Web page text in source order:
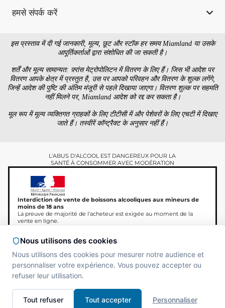
हमसे संपर्क करें
इस प्रस्ताव में दी गई जानकारी, मूल्य, छूट और स्टॉक हर समय Miamland या उसके
आपूर्तिकर्ताओं द्वारा संशोधित की जा सकती है।
शर्तें और मूल्य सामान्यत: फ़्रांस मेट्रोपोलिटन में वितरण के लिए हैं। जिस भी आदेश पर
वितरण आपके क्षेत्र में प्रस्तुत है, उस पर आपको परिवहन और वितरण के शुल्क लगेंगे,
जिन्हें आदेश की पुष्टि की अंतिम मंजूरी से पहले दिखाया जाएगा। वितरण शुल्क पर सहमति
नहीं मिलने पर, Miamland आदेश को रद्द कर सकता है।
मूल रूप में मूल्य व्यक्तिगत ग्राहकों के लिए टीटीसी में और पेशेवरों के लिए एचटी में दिखाए
जाते हैं। तस्वीरें कॉन्ट्रैक्ट के अनुसार नहीं हैं।
L'ABUS D'ALCOOL EST DANGEREUX POUR LA
SANTÉ À CONSOMMER AVEC MODÉRATION
Interdiction de vente de boissons alcooliques aux mineurs de
moins de 18 ans
La preuve de majorité de l'acheteur est exigée au moment de la
vente en ligne.
कॉपीराइट © 2026 Miamland,
सर्वाधिकार सुरक्षित।
Nous utilisons des cookies
Nous utilisons des cookies pour mesurer notre audience et
personnaliser votre expérience. Vous pouvez accepter ou
refuser leur utilisation.
Tout refuser Tout accepter Personnaliser